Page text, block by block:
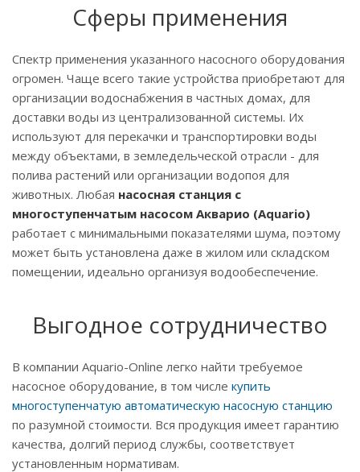
Сферы применения
Спектр применения указанного насосного оборудования
огромен. Чаще всего такие устройства приобретают для
организации водоснабжения в частных домах, для
доставки воды из централизованной системы. Их
используют для перекачки и транспортировки воды
между объектами, в земледельческой отрасли - для
полива растений или организации водопоя для
животных. Любая насосная станция с
многоступенчатым насосом Акварио (Aquario)
работает с минимальными показателями шума, поэтому
может быть установлена даже в жилом или складском
помещении, идеально организуя водообеспечение.
Выгодное сотрудничество
В компании Aquario-Online легко найти требуемое
насосное оборудование, в том числе купить
многоступенчатую автоматическую насосную станцию
по разумной стоимости. Вся продукция имеет гарантию
качества, долгий период службы, соответствует
установленным нормативам.